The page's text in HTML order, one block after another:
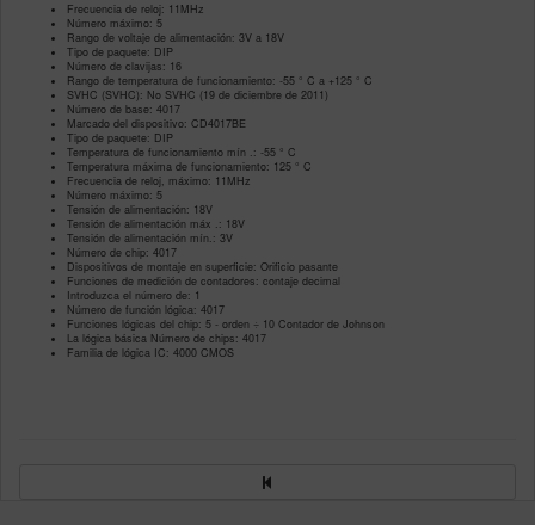
Frecuencia de reloj: 11MHz
Número máximo: 5
Rango de voltaje de alimentación: 3V a 18V
Tipo de paquete: DIP
Número de clavijas: 16
Rango de temperatura de funcionamiento: -55 ° C a +125 ° C
SVHC (SVHC): No SVHC (19 de diciembre de 2011)
Número de base: 4017
Marcado del dispositivo: CD4017BE
Tipo de paquete: DIP
Temperatura de funcionamiento mín .: -55 ° C
Temperatura máxima de funcionamiento: 125 ° C
Frecuencia de reloj, máximo: 11MHz
Número máximo: 5
Tensión de alimentación: 18V
Tensión de alimentación máx .: 18V
Tensión de alimentación mín.: 3V
Número de chip: 4017
Dispositivos de montaje en superficie: Orificio pasante
Funciones de medición de contadores: contaje decimal
Introduzca el número de: 1
Número de función lógica: 4017
Funciones lógicas del chip: 5 - orden ÷ 10 Contador de Johnson
La lógica básica Número de chips: 4017
Familia de lógica IC: 4000 CMOS